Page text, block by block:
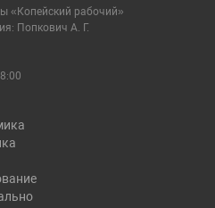
«Копейский рабочий»
Попкович А. Г.